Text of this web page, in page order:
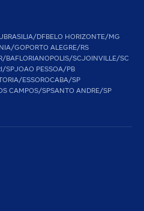
BRASILIA/DFBELO HORIZONTE/MG
GOPORTO ALEGRE/RS
BAFLORIANOPOLIS/SCJOINVILLE/SC
SPJOAO PESSOA/PB
ESSOROCABA/SP
CAMPOS/SPSANTO ANDRE/SP